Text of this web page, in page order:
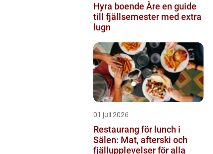
Hyra boende Åre en guide
till fjällsemester med extra
lugn
01 juli 2026
Restaurang för lunch i
Sälen: Mat, afterski och
fjällupplevelser för alla